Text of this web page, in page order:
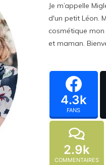
Je m’appelle
d'un petit Léon.
cosmétique
et maman.
4.3k
FANS
2.9k
COMMENTAIRES